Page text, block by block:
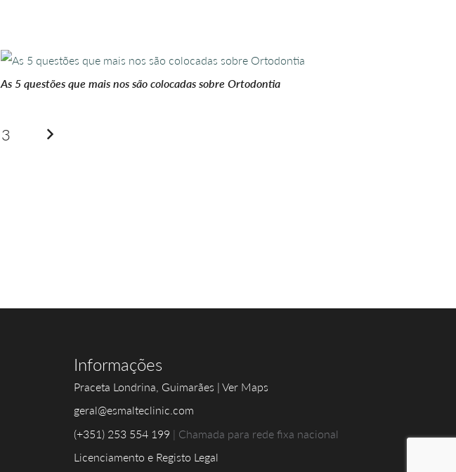
As 5 questões que mais nos são colocadas sobre Ortodontia
3
Informações
Praceta Londrina, Guimarães | Ver Maps
geral@esmalteclinic.com
(+351) 253 554 199 | Chamada para rede fixa nacional
Licenciamento e Registo Legal